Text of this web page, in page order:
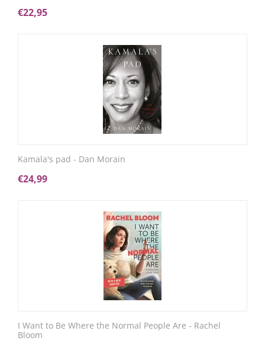
€22,95
Kamala's pad - Dan Morain
€24,99
I Want to Be Where the Normal People Are - Rachel
Bloom